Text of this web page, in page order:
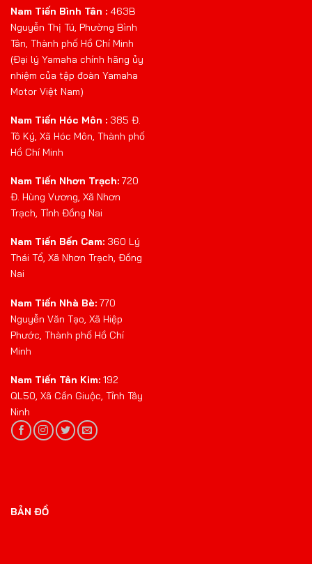
Nam Tiến Bình Tân : 463B
Nguyễn Thị Tú, Phường Bình
Tân, Thành phố Hồ Chí Minh
(Đại lý Yamaha chính hãng ủy
nhiệm của tập đoàn Yamaha
Motor Việt Nam)
Nam Tiến Hóc Môn : 385 Đ.
Tô Ký, Xã Hóc Môn, Thành phố
Hồ Chí Minh
Nam Tiến Nhơn Trạch: 720
Đ. Hùng Vương, Xã Nhơn
Trạch, Tỉnh Đồng Nai
Nam Tiến Bến Cam: 360 Lý
Thái Tổ, Xã Nhơn Trạch, Đồng
Nai
Nam Tiến Nhà Bè: 770
Nguyễn Văn Tạo, Xã Hiệp
Phước, Thành phố Hồ Chí
Minh
Nam Tiến Tân Kim: 192
QL50, Xã Cần Giuộc, Tỉnh Tây
Ninh
BẢN ĐỒ